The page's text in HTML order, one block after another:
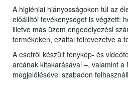
A higiéniai hiányosságokon túl az
előállítói tevékenységet is végzett:
illetve más üzem engedélyezési
termékeken, ezáltal félrevezetve a
A esetről készült fénykép- és
arcának kitakarásával –, valamint a
megjelölésével szabadon